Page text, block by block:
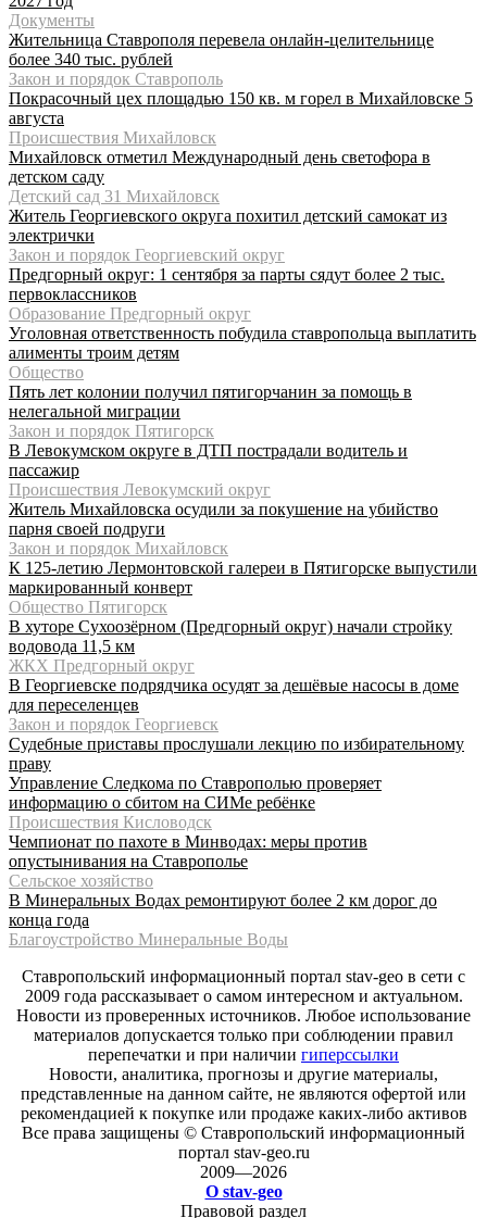
Документы
Жительница Ставрополя перевела онлайн-целительнице
более 340 тыс. рублей
Закон и порядок Ставрополь
Покрасочный цех площадью 150 кв. м горел в Михайловске 5
августа
Происшествия Михайловск
Михайловск отметил Международный день светофора в
детском саду
Детский сад 31 Михайловск
Житель Георгиевского округа похитил детский самокат из
электрички
Закон и порядок Георгиевский округ
Предгорный округ: 1 сентября за парты сядут более 2 тыс.
первоклассников
Образование Предгорный округ
Уголовная ответственность побудила ставропольца выплатить
алименты троим детям
Общество
Пять лет колонии получил пятигорчанин за помощь в
нелегальной миграции
Закон и порядок Пятигорск
В Левокумском округе в ДТП пострадали водитель и
пассажир
Происшествия Левокумский округ
Житель Михайловска осудили за покушение на убийство
парня своей подруги
Закон и порядок Михайловск
К 125-летию Лермонтовской галереи в Пятигорске выпустили
маркированный конверт
Общество Пятигорск
В хуторе Сухоозёрном (Предгорный округ) начали стройку
водовода 11,5 км
ЖКХ Предгорный округ
В Георгиевске подрядчика осудят за дешёвые насосы в доме
для переселенцев
Закон и порядок Георгиевск
Судебные приставы прослушали лекцию по избирательному
праву
Управление Следкома по Ставрополью проверяет
информацию о сбитом на СИМе ребёнке
Происшествия Кисловодск
Чемпионат по пахоте в Минводах: меры против
опустынивания на Ставрополье
Сельское хозяйство
В Минеральных Водах ремонтируют более 2 км дорог до
конца года
Благоустройство Минеральные Воды
Ставропольский информационный портал stav-geo в сети с
2009 года рассказывает о самом интересном и актуальном.
Новости из проверенных источников. Любое использование
материалов допускается только при соблюдении правил
перепечатки и при наличии гиперссылки
Новости, аналитика, прогнозы и другие материалы,
представленные на данном сайте, не являются офертой или
рекомендацией к покупке или продаже каких-либо активов
Все права защищены © Ставропольский информационный
портал stav-geo.ru
2009—2026
О stav-geo
Правовой раздел